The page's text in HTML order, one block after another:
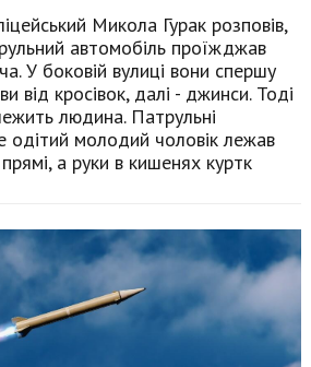
Микола Гурак розповів,
автомобіль проїжджав
У боковій вулиці вони спершу
від кросівок, далі - джинси. Тоді
людина. Патрульні
молодий чоловік лежав
а руки в кишенях куртк